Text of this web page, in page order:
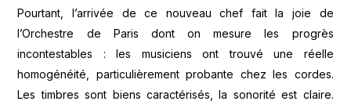
Pourtant, l’arrivée de ce nouveau chef fait la joie de
l’Orchestre de Paris dont on mesure les progrès
incontestables : les musiciens ont trouvé une réelle
homogénéité, particulièrement probante chez les cordes.
Les timbres sont biens caractérisés, la sonorité est claire.